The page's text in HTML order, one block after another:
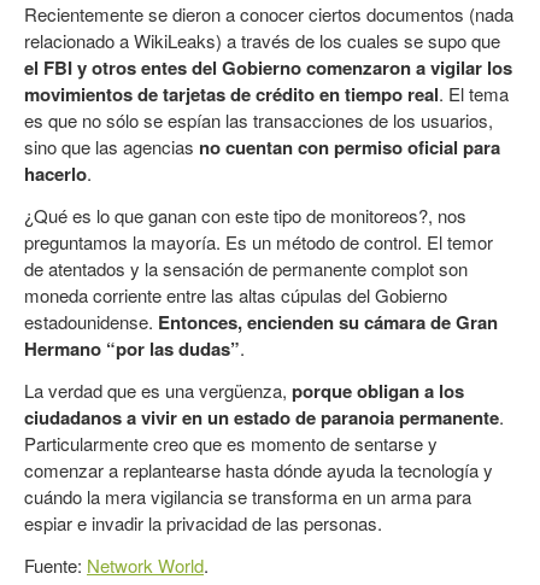
Recientemente se dieron a conocer ciertos documentos (nada
relacionado a WikiLeaks) a través de los cuales se supo que
el FBI y otros entes del Gobierno comenzaron a vigilar los
movimientos de tarjetas de crédito en tiempo real. El tema
es que no sólo se espían las transacciones de los usuarios,
sino que las agencias no cuentan con permiso oficial para
hacerlo.
¿Qué es lo que ganan con este tipo de monitoreos?, nos
preguntamos la mayoría. Es un método de control. El temor
de atentados y la sensación de permanente complot son
moneda corriente entre las altas cúpulas del Gobierno
estadounidense. Entonces, encienden su cámara de Gran
Hermano “por las dudas”.
La verdad que es una vergüenza, porque obligan a los
ciudadanos a vivir en un estado de paranoia permanente.
Particularmente creo que es momento de sentarse y
comenzar a replantearse hasta dónde ayuda la tecnología y
cuándo la mera vigilancia se transforma en un arma para
espiar e invadir la privacidad de las personas.
Fuente: Network World.